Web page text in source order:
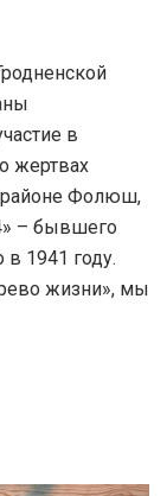
в
жертвах
Фолюш,
– бывшего
в 1941 году.
жизни», мы